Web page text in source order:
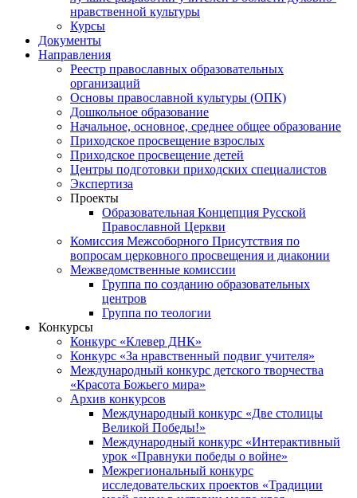
нравственной культуры
Курсы
Документы
Направления
Реестр православных образовательных
организаций
Основы православной культуры (ОПК)
Дошкольное образование
Начальное, основное, среднее общее образование
Приходское просвещение взрослых
Приходское просвещение детей
Центры подготовки приходских специалистов
Экспертиза
Проекты
Образовательная Концепция Русской
Православной Церкви
Комиссия Межсоборного Присутствия по
вопросам церковного просвещения и диаконии
Межведомственные комиссии
Группа по созданию образовательных
центров
Группа по теологии
Конкурсы
Конкурс «Клевер ДНК»
Конкурс «За нравственный подвиг учителя»
Международный конкурс детского творчества
«Красота Божьего мира»
Архив конкурсов
Международный конкурс «Две столицы
Великой Победы!»
Международный конкурс «Интерактивный
урок «Правнуки победы о войне»
Межрегиональный конкурс
исследовательских проектов «Традиции